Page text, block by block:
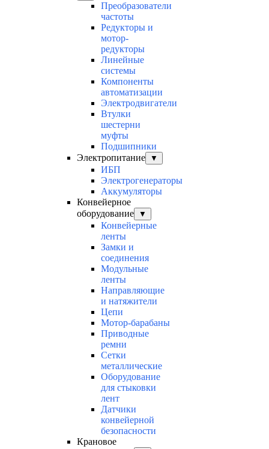
Преобразователи
частоты
Редукторы и
мотор-
редукторы
Линейные
системы
Компоненты
автоматизации
Электродвигатели
Втулки
шестерни
муфты
Подшипники
Электропитание
▼
ИБП
Электрогенераторы
Аккумуляторы
Конвейерное
оборудование
▼
Конвейерные
ленты
Замки и
соединения
Модульные
ленты
Направляющие
и натяжители
Цепи
Мотор-барабаны
Приводные
ремни
Сетки
металлические
Оборудование
для стыковки
лент
Датчики
конвейерной
безопасности
Крановое